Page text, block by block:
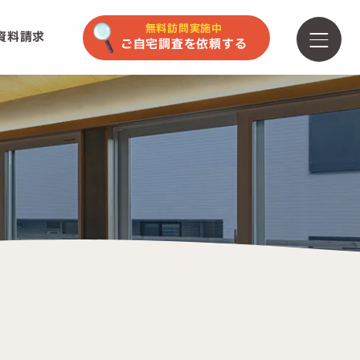
料請求 無料訪問実施中
ご自宅調査を依頼する